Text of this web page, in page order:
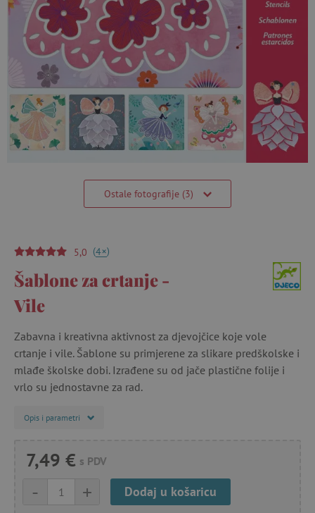
Ostale fotografije (3)
5,0 (4+)
Šablone za crtanje -
Vile
Zabavna i kreativna aktivnost za djevojčice koje vole
crtanje i vile. Šablone su primjerene za slikare predškolske i
mlađe školske dobi. Izrađene su od jače plastične folije i
vrlo su jednostavne za rad.
Opis i parametri
7,49 € s PDV
+
- Dodaj u košaricu